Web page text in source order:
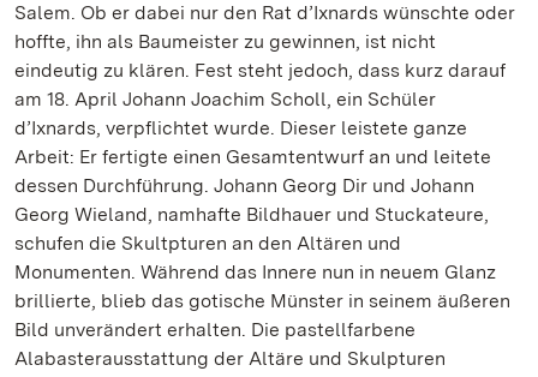
Salem. Ob er dabei nur den Rat d’Ixnards wünschte oder
hoffte, ihn als Baumeister zu gewinnen, ist nicht
eindeutig zu klären. Fest steht jedoch, dass kurz darauf
am 18. April Johann Joachim Scholl, ein Schüler
d’Ixnards, verpflichtet wurde. Dieser leistete ganze
Arbeit: Er fertigte einen Gesamtentwurf an und leitete
dessen Durchführung. Johann Georg Dir und Johann
Georg Wieland, namhafte Bildhauer und Stuckateure,
schufen die Skultpturen an den Altären und
Monumenten. Während das Innere nun in neuem Glanz
brillierte, blieb das gotische Münster in seinem äußeren
Bild unverändert erhalten. Die pastellfarbene
Alabasterausstattung der Altäre und Skulpturen